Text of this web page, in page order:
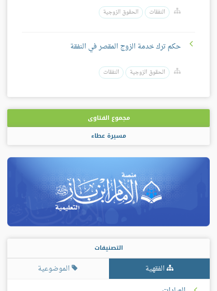
النفقات الحقوق الزوجية
حكم ترك خدمة الزوج المقصر في النفقة
الحقوق الزوجية النفقات
مجموع الفتاوى
مسيرة عطاء
التصنيفات
الفقهية
الموضوعية